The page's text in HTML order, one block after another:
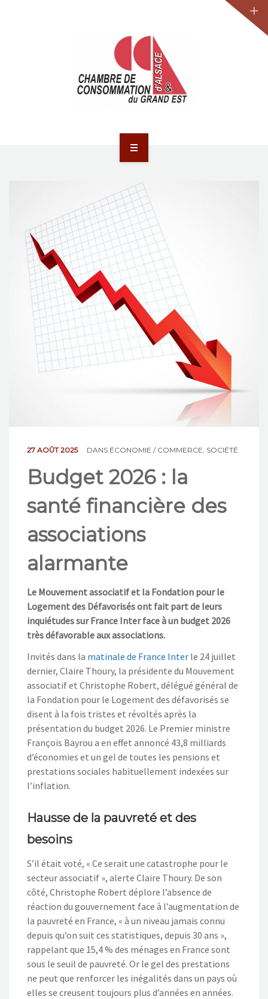
JURIDIQUE
LA CCA-GE
NOS ACTIONS
CONTACT
27 AOÛT 2025 DANS ÉCONOMIE / COMMERCE SOCIÉTÉ
Budget 2026 : la
santé financière des
associations
alarmante
Le Mouvement associatif et la Fondation pour le
Logement des Défavorisés ont fait part de leurs
inquiétudes sur France Inter face à un budget 2026
très défavorable aux associations.
Invités dans la matinale de France Inter le 24 juillet
dernier, Claire Thoury, la présidente du Mouvement
associatif et Christophe Robert, délégué général de
la Fondation pour le Logement des défavorisés se
disent à la fois tristes et révoltés après la
présentation du budget 2026. Le Premier ministre
François Bayrou a en effet annoncé 43,8 milliards
d’économies et un gel de toutes les pensions et
prestations sociales habituellement indexées sur
l’inflation.
Hausse de la pauvreté et des
besoins
S’il était voté, « Ce serait une catastrophe pour le
secteur associatif », alerte Claire Thoury. De son
côté, Christophe Robert déplore l’absence de
réaction du gouvernement face à l’augmentation de
la pauvreté en France, « à un niveau jamais connu
depuis qu’on suit ces statistiques, depuis 30 ans »,
rappelant que 15,4 % des ménages en France sont
sous le seuil de pauvreté. Or le gel des prestations
ne peut que renforcer les inégalités dans un pays où
elles se creusent toujours plus d’années en années.